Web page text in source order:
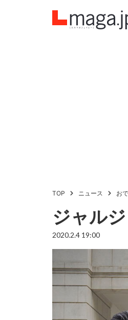
TOP ニュース お
ジャル
2020.2.4 19:00